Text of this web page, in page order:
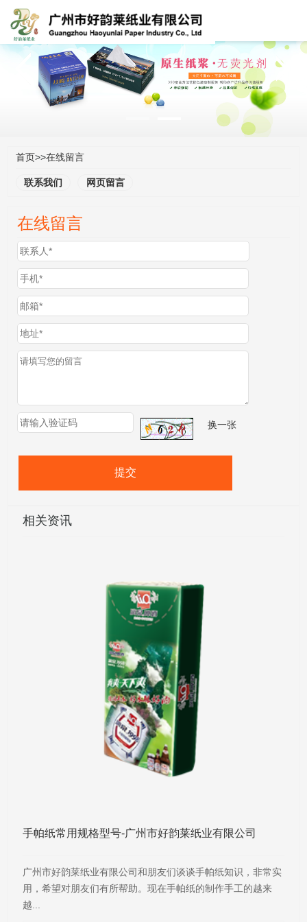
首页>>在线留言
联系我们 网页留言
在线留言
换一张
提交
相关资讯
手帕纸常用规格型号-广州市好韵莱纸业有限公司
广州市好韵莱纸业有限公司和朋友们谈谈手帕纸知识，非常实
用，希望对朋友们有所帮助。现在手帕纸的制作手工的越来
越...